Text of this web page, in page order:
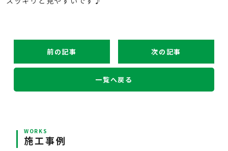
前の記事 次の記事
一覧へ戻る
WORKS
施工事例